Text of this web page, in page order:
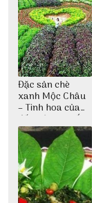
Đặc sản chè
xanh Mộc Châu
– Tinh hoa của
đất trời Tây Bắc